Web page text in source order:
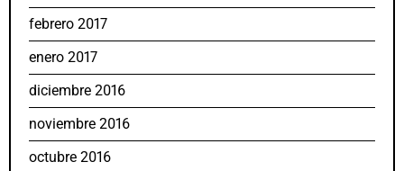
febrero 2017
enero 2017
diciembre 2016
noviembre 2016
octubre 2016